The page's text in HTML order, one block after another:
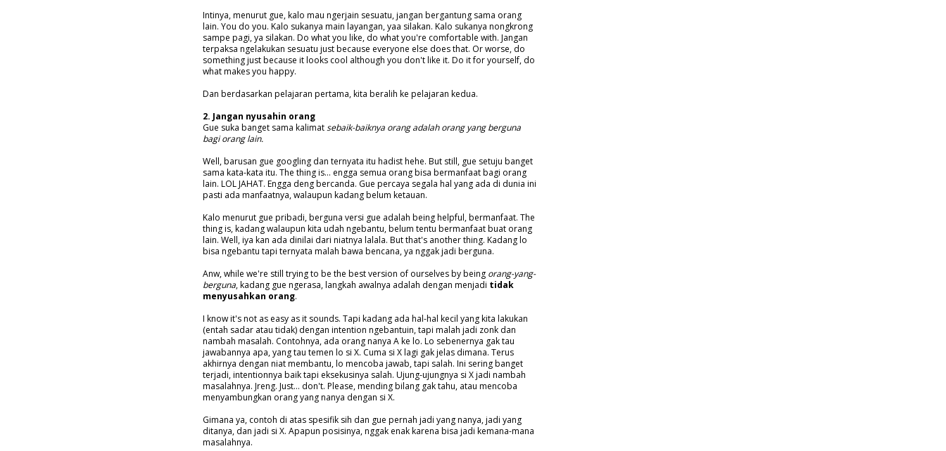
Intinya, menurut gue, kalo mau ngerjain sesuatu, jangan bergantung sama orang
lain. You do you. Kalo sukanya main layangan, yaa silakan. Kalo sukanya nongkrong
sampe pagi, ya silakan. Do what you like, do what you're comfortable with. Jangan
terpaksa ngelakukan sesuatu just because everyone else does that. Or worse, do
something just because it looks cool although you don't like it. Do it for yourself, do
what makes you happy.
Dan berdasarkan pelajaran pertama, kita beralih ke pelajaran kedua.
2. Jangan nyusahin orang
Gue suka banget sama kalimatsebaik-baiknya orang adalah orang yang berguna
bagi orang lain.
Well, barusan gue googling dan ternyata itu hadist hehe. But still, gue setuju banget
sama kata-kata itu. The thing is... engga semua orang bisa bermanfaat bagi orang
lain. LOL JAHAT. Engga deng bercanda. Gue percaya segala hal yang ada di dunia ini
pasti ada manfaatnya, walaupun kadang belum ketauan.
Kalo menurut gue pribadi, berguna versi gue adalah being helpful, bermanfaat. The
thing is, kadang walaupun kita udah ngebantu, belum tentu bermanfaat buat orang
lain. Well, iya kan ada dinilai dari niatnya lalala. But that's another thing. Kadang lo
bisa ngebantu tapi ternyata malah bawa bencana, ya nggak jadi berguna.
Anw, while we're still trying to be the best version of ourselves by being orang-yang-
berguna, kadang gue ngerasa, langkah awalnya adalah dengan menjadi tidak
menyusahkan orang.
I know it's not as easy as it sounds. Tapi kadang ada hal-hal kecil yang kita lakukan
(entah sadar atau tidak) dengan intention ngebantuin, tapi malah jadi zonk dan
nambah masalah. Contohnya, ada orang nanya A ke lo. Lo sebenernya gak tau
jawabannya apa, yang tau temen lo si X. Cuma si X lagi gak jelas dimana. Terus
akhirnya dengan niat membantu, lo mencoba jawab, tapi salah. Ini sering banget
terjadi, intentionnya baik tapi eksekusinya salah. Ujung-ujungnya si X jadi nambah
masalahnya. Jreng. Just... don't. Please, mending bilang gak tahu, atau mencoba
menyambungkan orang yang nanya dengan si X.
Gimana ya, contoh di atas spesifik sih dan gue pernah jadi yang nanya, jadi yang
ditanya, dan jadi si X. Apapun posisinya, nggak enak karena bisa jadi kemana-mana
masalahnya.